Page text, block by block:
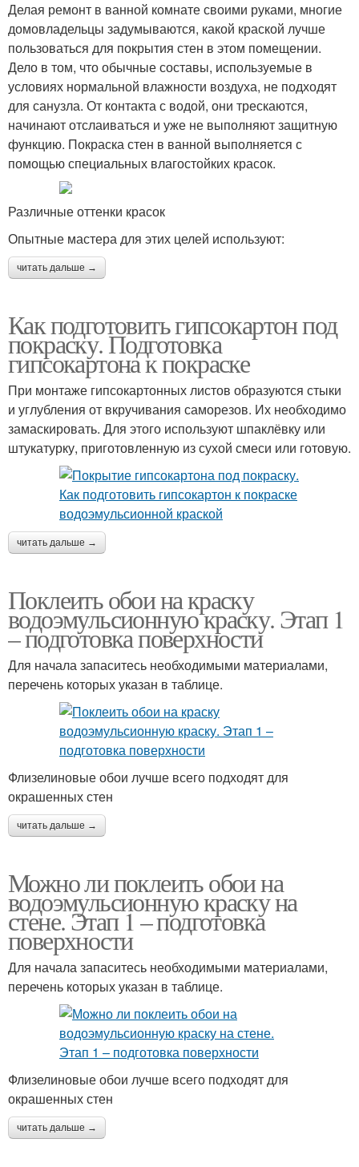
Делая ремонт в ванной комнате своими руками, многие
домовладельцы задумываются, какой краской лучше
пользоваться для покрытия стен в этом помещении.
Дело в том, что обычные составы, используемые в
условиях нормальной влажности воздуха, не подходят
для санузла. От контакта с водой, они трескаются,
начинают отслаиваться и уже не выполняют защитную
функцию. Покраска стен в ванной выполняется с
помощью специальных влагостойких красок.
Различные оттенки красок
Опытные мастера для этих целей используют:
читать дальше →
Как подготовить гипсокартон под
покраску. Подготовка
гипсокартона к покраске
При монтаже гипсокартонных листов образуются стыки
и углубления от вкручивания саморезов. Их необходимо
замаскировать. Для этого используют шпаклёвку или
штукатурку, приготовленную из сухой смеси или готовую.
читать дальше →
Поклеить обои на краску
водоэмульсионную краску. Этап 1
– подготовка поверхности
Для начала запаситесь необходимыми материалами,
перечень которых указан в таблице.
Флизелиновые обои лучше всего подходят для
окрашенных стен
читать дальше →
Можно ли поклеить обои на
водоэмульсионную краску на
стене. Этап 1 – подготовка
поверхности
Для начала запаситесь необходимыми материалами,
перечень которых указан в таблице.
Флизелиновые обои лучше всего подходят для
окрашенных стен
читать дальше →